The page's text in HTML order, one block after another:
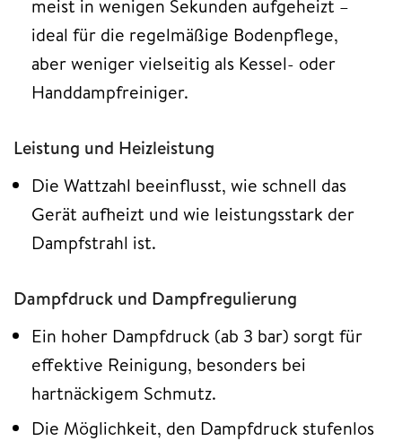
meist in wenigen Sekunden aufgeheizt –
ideal für die regelmäßige Bodenpflege,
aber weniger vielseitig als Kessel- oder
Handdampfreiniger.
Leistung und Heizleistung
Die Wattzahl beeinflusst, wie schnell das
Gerät aufheizt und wie leistungsstark der
Dampfstrahl ist.
Dampfdruck und Dampfregulierung
Ein hoher Dampfdruck (ab 3 bar) sorgt für
effektive Reinigung, besonders bei
hartnäckigem Schmutz.
Die Möglichkeit, den Dampfdruck stufenlos